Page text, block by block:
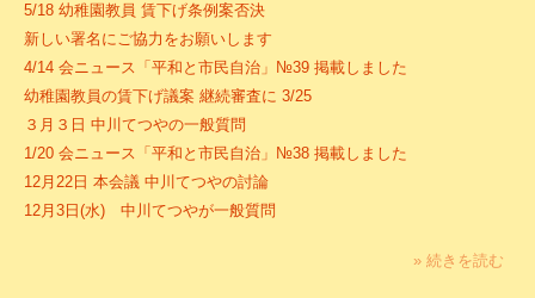
5/18 幼稚園教員 賃下げ条例案否決
新しい署名にご協力をお願いします
4/14 会ニュース「平和と市民自治」№39 掲載しました
幼稚園教員の賃下げ議案 継続審査に 3/25
３月３日 中川てつやの一般質問
1/20 会ニュース「平和と市民自治」№38 掲載しました
12月22日 本会議 中川てつやの討論
12月3日(水) 中川てつやが一般質問
» 続きを読む